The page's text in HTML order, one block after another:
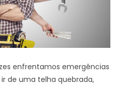
enfrentamos emergências
de uma telha quebrada,